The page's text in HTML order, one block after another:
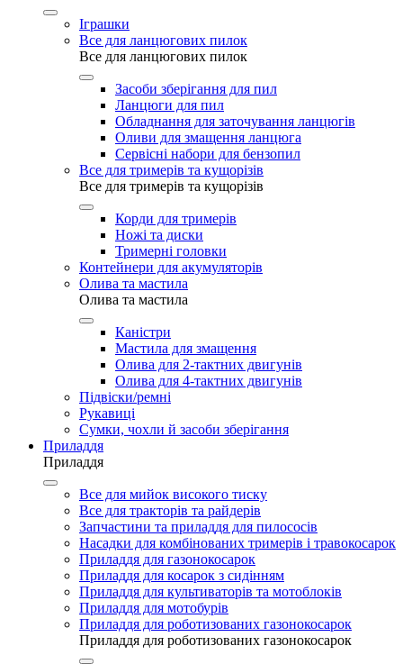
Іграшки
Все для ланцюгових пилок
Все для ланцюгових пилок
Засоби зберігання для пил
Ланцюги для пил
Обладнання для заточування ланцюгів
Оливи для змащення ланцюга
Сервісні набори для бензопил
Все для тримерів та кущорізів
Все для тримерів та кущорізів
Корди для тримерів
Ножі та диски
Тримерні головки
Контейнери для акумуляторів
Олива та мастила
Олива та мастила
Каністри
Мастила для змащення
Олива для 2-тактних двигунів
Олива для 4-тактних двигунів
Підвіски/ремні
Рукавиці
Сумки, чохли й засоби зберігання
Приладдя
Приладдя
Все для мийок високого тиску
Все для тракторів та райдерів
Запчастини та приладдя для пилососів
Насадки для комбінованих тримерів і травокосарок
Приладдя для газонокосарок
Приладдя для косарок з сидінням
Приладдя для культиваторів та мотоблоків
Приладдя для мотобурів
Приладдя для роботизованих газонокосарок
Приладдя для роботизованих газонокосарок